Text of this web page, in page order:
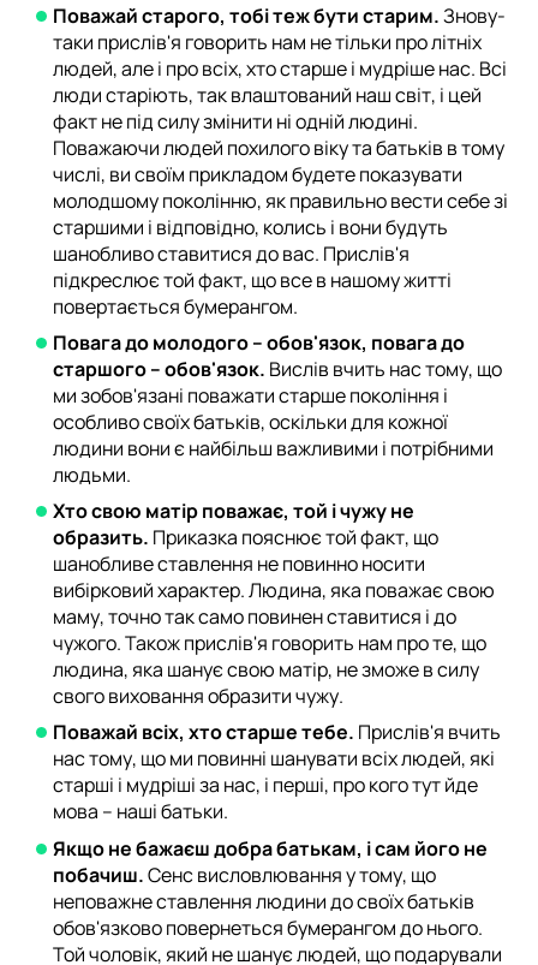
Поважай старого, тобі теж бути старим.Знову-
таки прислів'я говорить нам не тільки про літніх
людей, але і про всіх, хто старше і мудріше нас. Всі
люди старіють, так влаштований наш світ, і цей
факт не під силу змінити ні одній людині.
Поважаючи людей похилого віку та батьків в тому
числі, ви своїм прикладом будете показувати
молодшому поколінню, як правильно вести себе зі
старшими і відповідно, колись і вони будуть
шанобливо ставитися до вас. Прислів'я
підкреслює той факт, що все в нашому житті
повертається бумерангом.
Повага до молодого – обов'язок, повага до
старшого – обов'язок. Вислів вчить нас тому, що
ми зобов'язані поважати старше покоління і
особливо своїх батьків, оскільки для кожної
людини вони є найбільш важливими і потрібними
людьми.
Хто свою матір поважає, той і чужу не
образить. Приказка пояснює той факт, що
шанобливе ставлення не повинно носити
вибірковий характер. Людина, яка поважає свою
маму, точно так само повинен ставитися і до
чужого. Також прислів'я говорить нам про те, що
людина, яка шанує свою матір, не зможе в силу
свого виховання образити чужу.
Поважай всіх, хто старше тебе. Прислів'я вчить
нас тому, що ми повинні шанувати всіх людей, які
старші і мудріші за нас, і перші, про кого тут йде
мова – наші батьки.
Якщо не бажаєш добра батькам, і сам його не
побачиш.Сенс висловлювання у тому, що
неповажне ставлення людини до своїх батьків
обов'язково повернеться бумерангом до нього.
Той чоловік, який не шанує людей, що подарували